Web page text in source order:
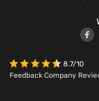
8.7/10
Feedback Company